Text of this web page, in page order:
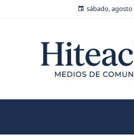
sábado, agosto